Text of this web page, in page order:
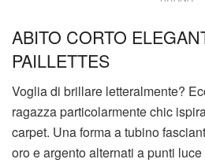
ABITO CORTO
PAILLETTES
Voglia di brillare letteralmente?
ragazza particolarmente chic
carpet. Una forma a tubino
oro e argento alternati a punti